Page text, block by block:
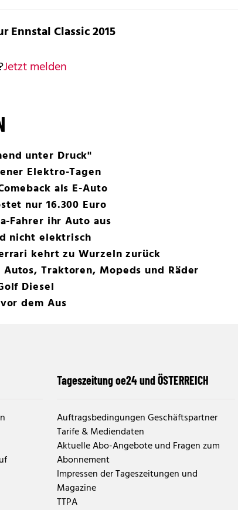
Ennstal Classic 2015
Jetzt melden
unter Druck"
Elektro-Tagen
als E-Auto
nur 16.300 Euro
Fahrer ihr Auto aus
nicht elektrisch
kehrt zu Wurzeln zurück
Traktoren, Mopeds und Räder
Diesel
dem Aus
Tageszeitung oe24 und ÖSTERREICH
Auftragsbedingungen Geschäftspartner
Tarife & Mediendaten
Aktuelle Abo-Angebote und Fragen zum
Abonnement
Impressen der Tageszeitungen und
Magazine
TTPA